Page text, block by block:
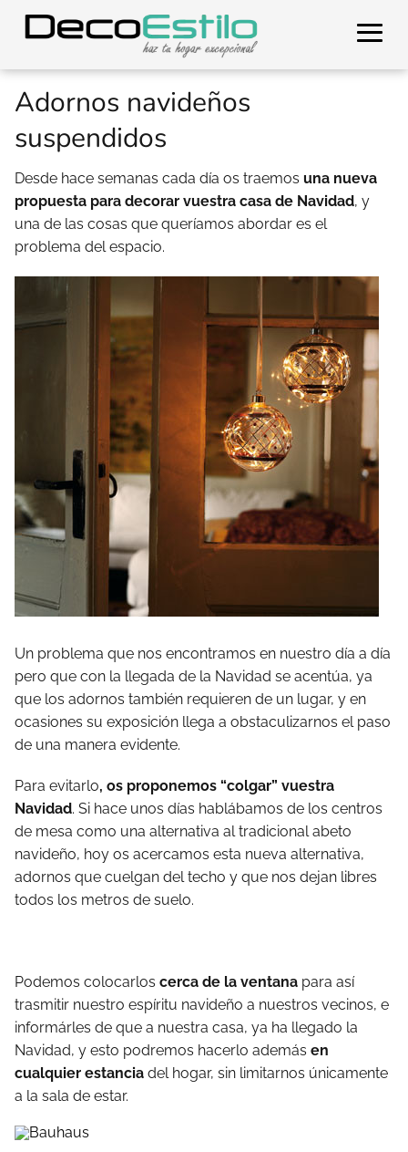
Adornos navideños
suspendidos
Desde hace semanas cada día os traemos una nueva
propuesta para decorar vuestra casa de Navidad, y
una de las cosas que queríamos abordar es el
problema del espacio.
Un problema que nos encontramos en nuestro día a día
pero que con la llegada de la Navidad se acentúa, ya
que los adornos también requieren de un lugar, y en
ocasiones su exposición llega a obstaculizarnos el paso
de una manera evidente.
Para evitarlo, os proponemos “colgar” vuestra
Navidad. Si hace unos días hablábamos de los centros
de mesa como una alternativa al tradicional abeto
navideño, hoy os acercamos esta nueva alternativa,
adornos que cuelgan del techo y que nos dejan libres
todos los metros de suelo.
Podemos colocarlos cerca de la ventana para así
trasmitir nuestro espíritu navideño a nuestros vecinos, e
informárles de que a nuestra casa, ya ha llegado la
Navidad, y esto podremos hacerlo además en
cualquier estancia del hogar, sin limitarnos únicamente
a la sala de estar.